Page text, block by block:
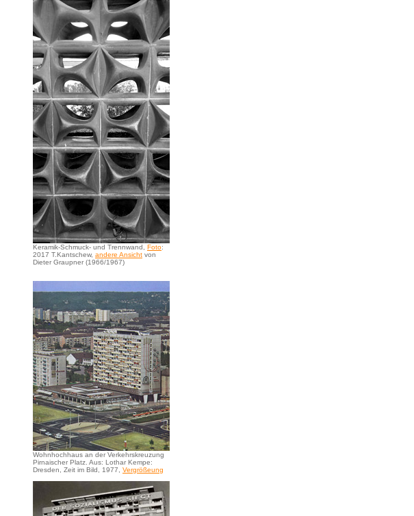
Keramik-Schmuck- und Trennwand, Foto:
2017 T.Kantschew, andere Ansicht von
Dieter Graupner (1966/1967)
Wohnhochhaus an der Verkehrskreuzung
Pirnaischer Platz. Aus: Lothar Kempe:
Dresden, Zeit im Bild, 1977, Vergrößeung